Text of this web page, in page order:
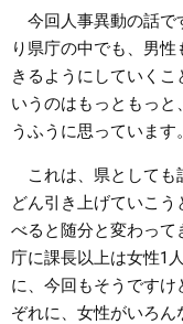
今回人事異動の話で
り県庁の中でも、男
きるようにしていく
いうのはもっともっ
うふうに思っています。
これは、県としても
どん引き上げていこ
べると随分と変わっ
庁に課長以上は女性1
に、今回もそうです
ぞれに、女性がいろん